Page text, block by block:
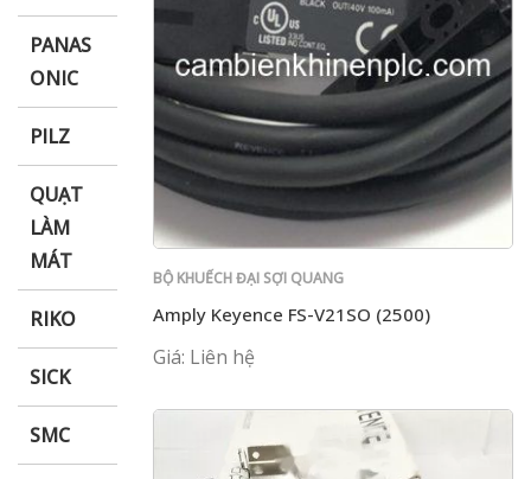
PANAS
ONIC
PILZ
QUẠT
LÀM
MÁT
RIKO
SICK
SMC
BỘ KHUẾCH ĐẠI SỢI QUANG
Amply Keyence FS-V21SO (2500)
Giá: Liên hệ